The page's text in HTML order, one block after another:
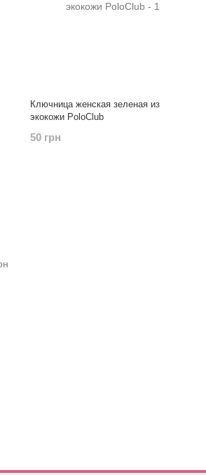
Ключница женская зеленая из
экокожи PoloClub
50 грн